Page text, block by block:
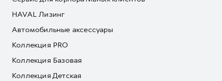
HAVAL Лизинг
Автомобильные аксессуары
Коллекция PRO
Коллекция Базовая
Коллекция Детская